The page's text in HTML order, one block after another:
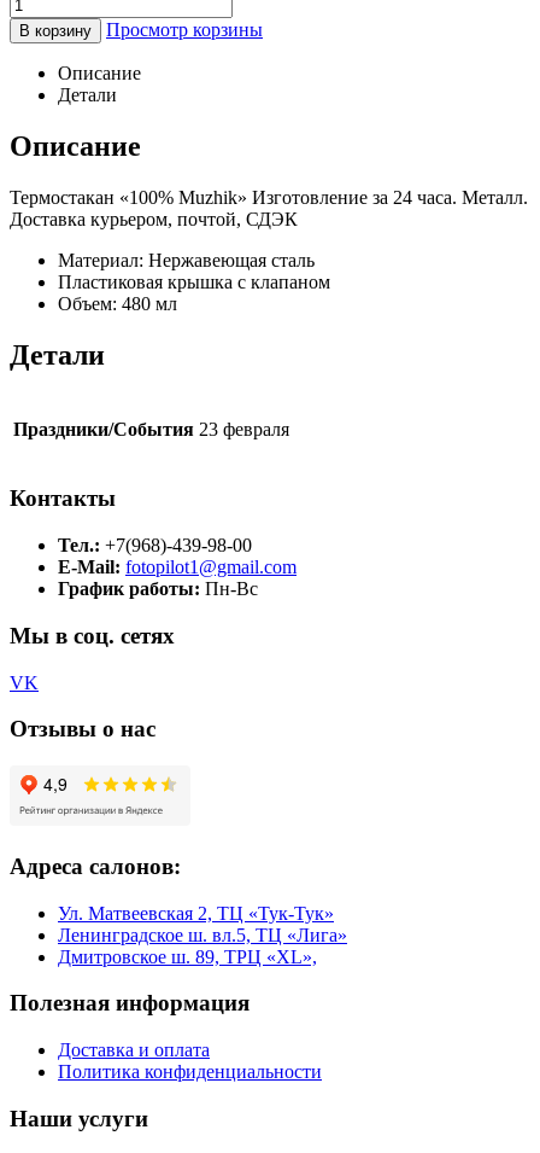
В корзину Просмотр корзины
Описание
Детали
Описание
Термостакан «100% Muzhik» Изготовление за 24 часа. Металл.
Доставка курьером, почтой, СДЭК
Материал: Нержавеющая сталь
Пластиковая крышка с клапаном
Объем: 480 мл
Детали
Праздники/События 23 февраля
Контакты
Тел.: +7(968)-439-98-00
E-Mail: fotopilot1@gmail.com
График работы: Пн-Вс
Мы в соц. сетях
VK
Отзывы о нас
Адреса салонов:
Ул. Матвеевская 2, ТЦ «Тук-Тук»
Ленинградское ш. вл.5, ТЦ «Лига»
Дмитровское ш. 89, ТРЦ «XL»,
Полезная информация
Доставка и оплата
Политика конфиденциальности
Наши услуги